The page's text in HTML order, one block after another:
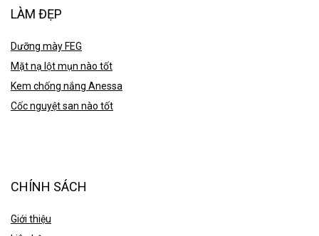
LÀM ĐẸP
Dưỡng mày FEG
Mặt nạ lột mụn nào tốt
Kem chống nắng Anessa
Cốc nguyệt san nào tốt
CHÍNH SÁCH
Giới thiệu